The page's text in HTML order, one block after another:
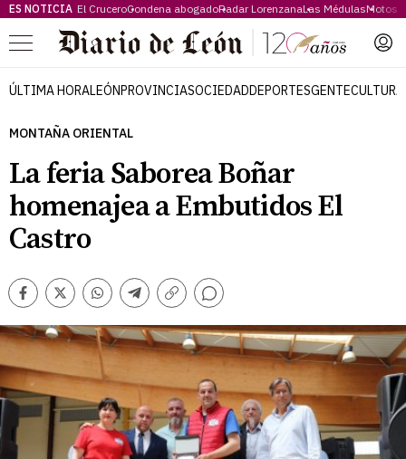
ES NOTICIA El CruceroCondena abogadoRadar LorenzanaLas MédulasMotos
Menú
ÚLTIMA HORALEÓNPROVINCIASOCIEDADDEPORTESGENTECULTURA
MONTAÑA ORIENTAL
La feria Saborea Boñar
homenajea a Embutidos El
Castro
Facebook
TwitterWhatsappTelegram
Copiar
Comentarios